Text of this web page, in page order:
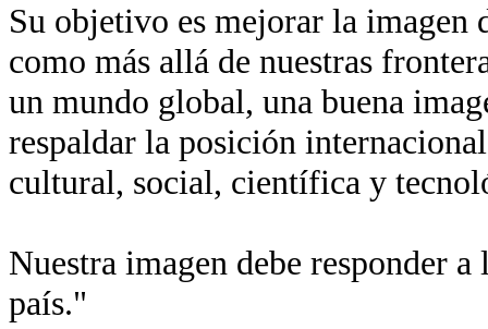
Su objetivo es mejorar la imagen
como más allá de nuestras
un mundo global, una buena
respaldar la posición
cultural, social, científica y
Nuestra imagen debe responder
país."